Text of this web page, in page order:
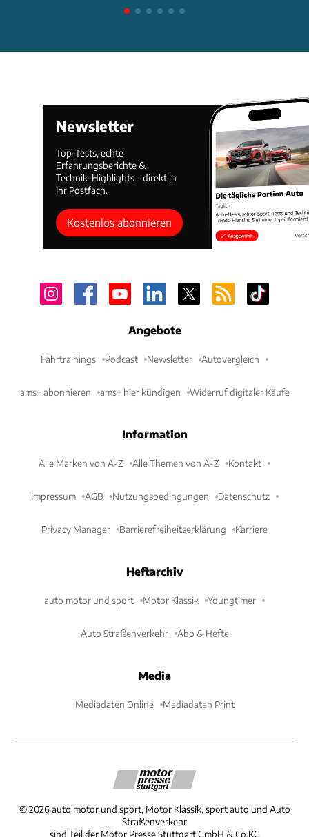
Newsletter
Top-Tests, echte
Erfahrungsberichte &
Technik-Highlights – direkt in
Ihr Postfach.
Kostenlos abonnieren
Angebote
Fahrtrainings Podcast Newsletter Autovergleich
ams+ abonnieren ams+ hier kündigen Widerruf digitaler Käufe
Information
Alle Marken von A-Z Alle Themen von A-Z Kontakt
Impressum AGB Nutzungsbedingungen Datenschutz
Privacy Manager Barrierefreiheitserklärung Karriere
Heftarchiv
auto motor und sport Motor Klassik Youngtimer
Auto Straßenverkehr Abo & Hefte
Media
Mediadaten Online Mediadaten Print
©2026 auto motor und sport, Motor Klassik, sport auto und Auto
Straßenverkehr
sind Teil der Motor Presse Stuttgart GmbH & Co.KG